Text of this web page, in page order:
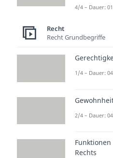
die
darstellen:
Autos
Kataloge
4/4 – Dauer:
Recht
Recht Grundbegriffe
1/4 – Dauer:
2/4 – Dauer:
Funktionen
Rechts